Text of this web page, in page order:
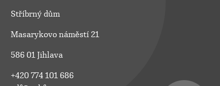
Stříbrný dům
Masarykovo náměstí 21
586 01 Jihlava
+420 774 101 686